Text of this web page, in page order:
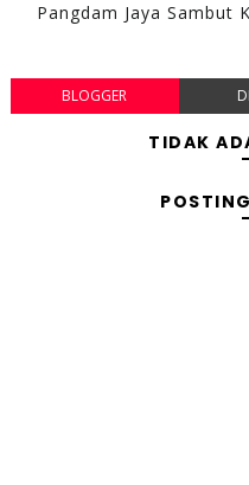
Pangdam Jaya Sambut
BLOGGER
TIDAK